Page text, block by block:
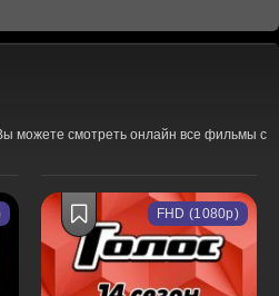
можете смотреть онлайн все фильмы с
FHD (1080p)